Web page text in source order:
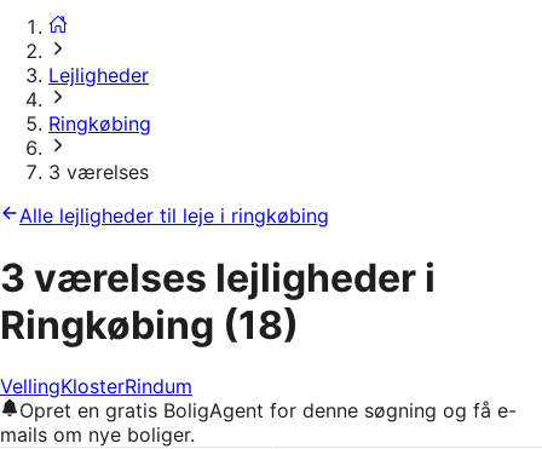
Lejligheder
Ringkøbing
3 værelses
Alle lejligheder til leje i ringkøbing
3 værelses lejligheder i
Ringkøbing (18)
VellingKlosterRindum
Opret en gratis BoligAgent for denne søgning og få e-
mails om nye boliger.